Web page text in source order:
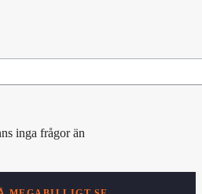
inga frågor än